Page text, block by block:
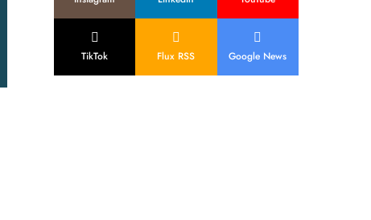
TikTok Flux RSS Google News